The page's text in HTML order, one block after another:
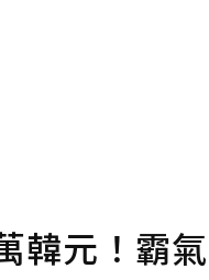
韓元！霸